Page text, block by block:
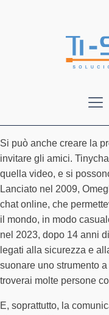
Si può anche creare la
invitare gli amici.
quella video, e si
Lanciato nel 2009,
chat online, che
il mondo, in modo
nel 2023, dopo 14 anni
legati alla sicurezza e
suonare uno strumento
troverai molte persone
E, soprattutto, la